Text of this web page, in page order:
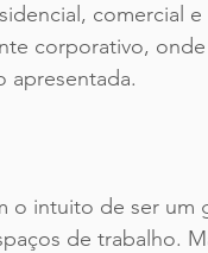
comercial
corporativo,
apresentada.
o intuito de ser
de trabalho.